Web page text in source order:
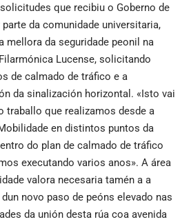
que recibiu o Goberno de
parte da comunidade universitaria,
mellora da seguridade peonil na
Lucense, solicitando
de calmado de tráfico e a
da sinalización horizontal. «Isto vai
traballo que realizamos desde a
en distintos puntos da
do plan de calmado de tráfico
executando varios anos». A área
valora necesaria tamén a a
novo paso de peóns elevado nas
da unión desta rúa coa avenida